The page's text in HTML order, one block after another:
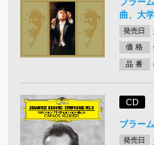
曲、大
発売日
価 格
品 番
CD
ブラー
発売日